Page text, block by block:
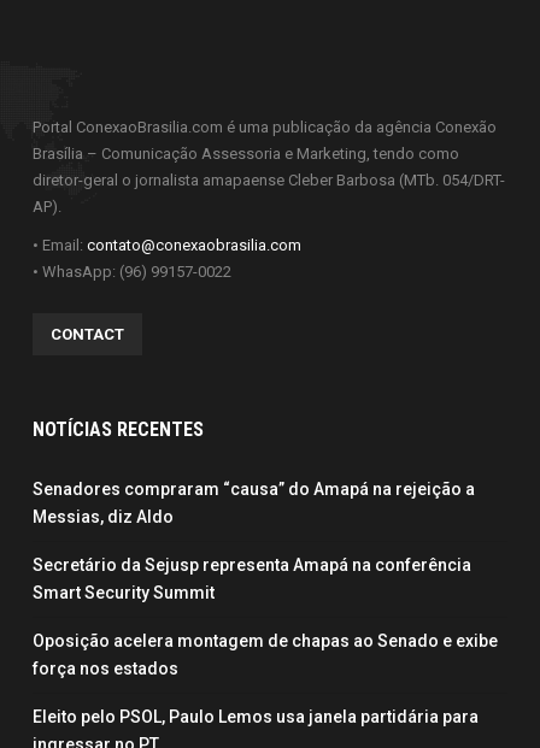
Portal ConexaoBrasilia.com é uma publicação da agência Conexão
Brasília – Comunicação Assessoria e Marketing, tendo como
diretor-geral o jornalista amapaense Cleber Barbosa (MTb. 054/DRT-
AP).
• Email: contato@conexaobrasilia.com
• WhasApp: (96) 99157-0022
CONTACT
NOTÍCIAS RECENTES
Senadores compraram “causa” do Amapá na rejeição a
Messias, diz Aldo
Secretário da Sejusp representa Amapá na conferência
Smart Security Summit
Oposição acelera montagem de chapas ao Senado e exibe
força nos estados
Eleito pelo PSOL, Paulo Lemos usa janela partidária para
ingressar no PT